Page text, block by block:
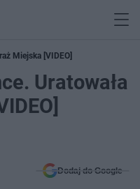
Miejska [VIDEO]
Uratowała
Dodaj do Google